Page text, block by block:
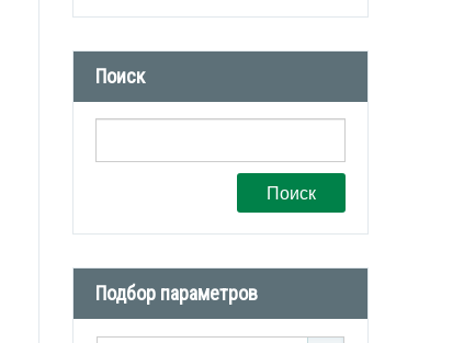
Поиск
Поиск
Подбор параметров